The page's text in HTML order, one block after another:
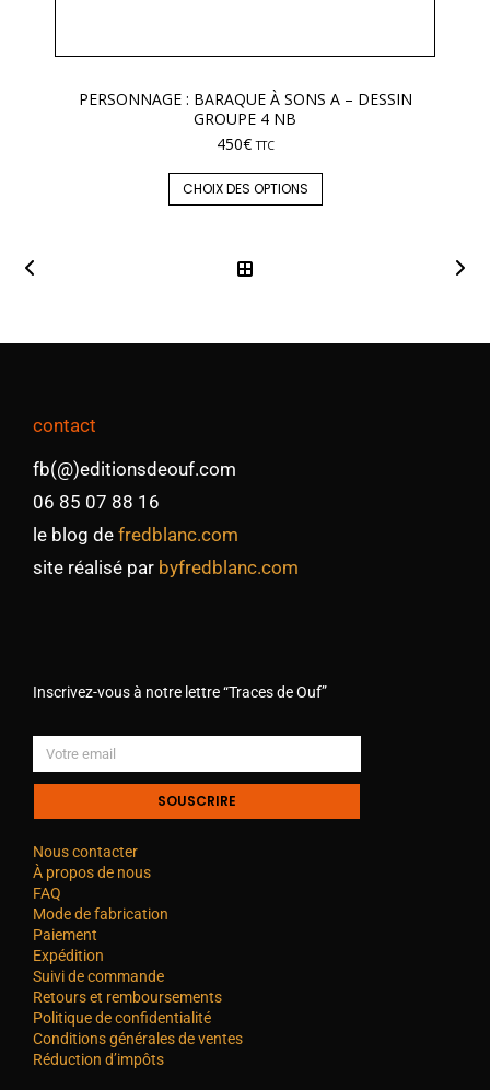
PERSONNAGE : BARAQUE À SONS A – DESSIN
GROUPE 4 NB
450€ TTC
CHOIX DES OPTIONS
contact
fb(@)editionsdeouf.com
06 85 07 88 16
le blog de fredblanc.com
site réalisé par byfredblanc.com
Inscrivez-vous à notre lettre “Traces de Ouf”
SOUSCRIRE
Nous contacter
À propos de nous
FAQ
Mode de fabrication
Paiement
Expédition
Suivi de commande
Retours et remboursements
Politique de confidentialité
Conditions générales de ventes
Réduction d’impôts